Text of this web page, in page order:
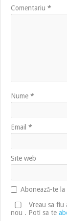
Comentariu*
Nume*
Email*
Site web
Abonează-te
Vreau sa fiu
nou . Poti sa te